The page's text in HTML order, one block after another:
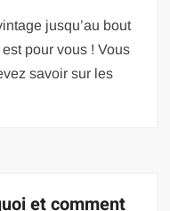
jusqu’au bout
pour vous ! Vous
savoir sur les
et comment